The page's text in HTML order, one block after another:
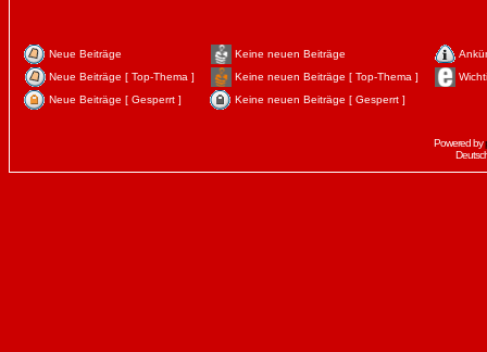
Neue Beiträge Keine neuen Beiträge
Neue Beiträge [ Top-Thema ]
Keine neuen Beiträge [ Top-Thema ]
Neue Beiträge [ Gesperrt ]
Keine neuen Beiträge [ Gesperrt ]
Powered by